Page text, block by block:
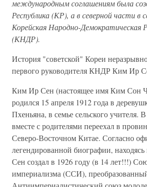
международным соглашениям была
Республика (КР), а в северной части в
Корейская Народно-Демократическая
(КНДР).
История "советской" Кореи
первого руководителя КНДР Ким Ир
Ким Ир Сен (настоящее имя Ким Сон
родился 15 апреля 1912 года в
Пхеньяна, в семье сельского учителя.
вместе с родителями переехал в
Северо-Восточном Китае. Согласно
легендированной биографии,
Сен создал в 1926 году (в 14 лет!!!)
империализма (ССИ),